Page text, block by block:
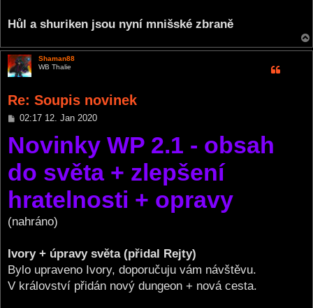
Hůl a shuriken jsou nyní mnišské zbraně
Shaman88
WB Thalie
Re: Soupis novinek
P
s
t
02:17 12. Jan 2020
Novinky WP 2.1 - obsah
do světa + zlepšení
hratelnosti + opravy
(nahráno)
Ivory + úpravy světa (přidal Rejty)
Bylo upraveno Ivory, doporučuju vám návštěvu.
V království přidán nový dungeon + nová cesta.